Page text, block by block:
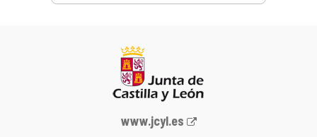
Portail
www.jcyl.es